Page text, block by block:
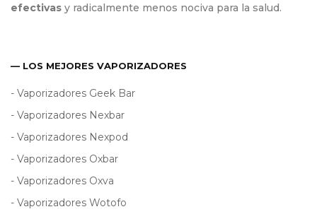
efectivas y radicalmente menos nociva para la salud.
— LOS MEJORES VAPORIZADORES
- Vaporizadores Geek Bar
- Vaporizadores Nexbar
- Vaporizadores Nexpod
- Vaporizadores Oxbar
- Vaporizadores Oxva
- Vaporizadores Wotofo